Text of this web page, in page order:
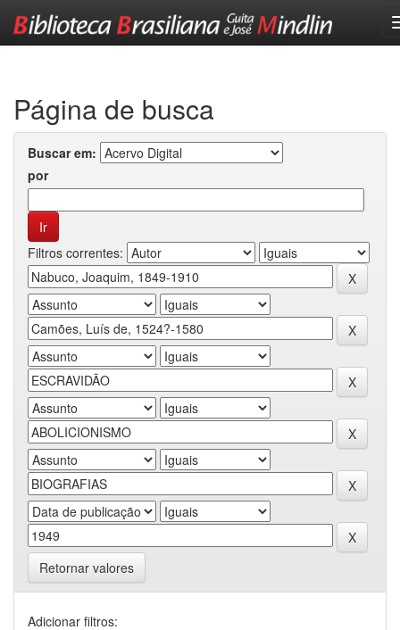
Página de busca
Buscar em:
por
Filtros correntes:
Retornar valores
Adicionar filtros: